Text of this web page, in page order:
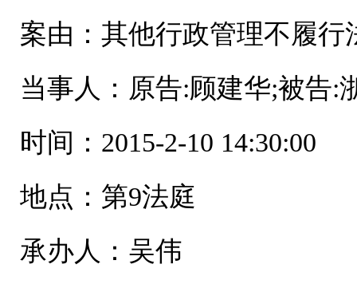
案由：其他行政管理不履行
当事人：原告:顾建华;被告:
时间：2015-2-10 14:30:00
地点：第9法庭
承办人：吴伟